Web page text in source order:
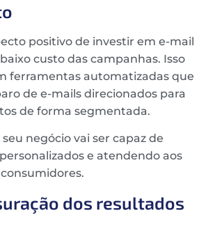
positivo de investir em e-mail
custo das campanhas. Isso
ferramentas automatizadas que
de e-mails direcionados para
de forma segmentada.
negócio vai ser capaz de
e atendendo aos
dos resultados